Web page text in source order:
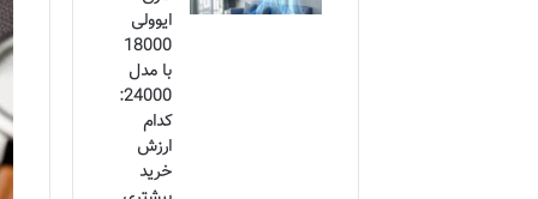
ایوولی
18000
با مدل
24000:
کدام
ارزش
خرید